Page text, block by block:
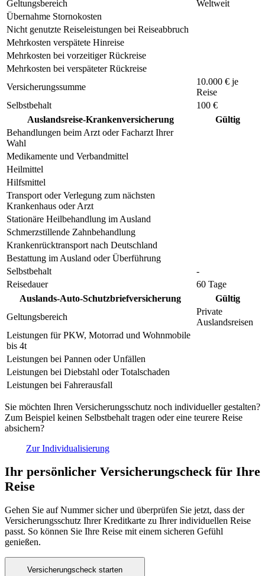
Geltungsbereich
Weltweit
Übernahme Stornokosten
Nicht genutzte Reiseleistungen bei Reiseabbruch
Mehrkosten verspätete Hinreise
Mehrkosten bei vorzeitiger Rückreise
Mehrkosten bei verspäteter Rückreise
Versicherungssumme
10.000 € je
Reise
Selbstbehalt
100 €
Auslandsreise-Krankenversicherung
Gültig
Behandlungen beim Arzt oder Facharzt Ihrer
Wahl
Medikamente und Verbandmittel
Heilmittel
Hilfsmittel
Transport oder Verlegung zum nächsten
Krankenhaus oder Arzt
Stationäre Heilbehandlung im Ausland
Schmerzstillende Zahnbehandlung
Krankenrücktransport nach Deutschland
Bestattung im Ausland oder Überführung
Selbstbehalt
-
Reisedauer
60 Tage
Auslands-Auto-Schutzbriefversicherung
Gültig
Geltungsbereich
Private
Auslandsreisen
Leistungen für PKW, Motorrad und Wohnmobile
bis 4t
Leistungen bei Pannen oder Unfällen
Leistungen bei Diebstahl oder Totalschaden
Leistungen bei Fahrerausfall
Sie möchten Ihren Versicherungsschutz noch individueller gestalten?
Zum Beispiel keinen Selbstbehalt tragen oder eine teurere Reise
absichern?
Zur Individualisierung
Ihr persönlicher Versicherungscheck für Ihre
Reise
Gehen Sie auf Nummer sicher und überprüfen Sie jetzt, dass der
Versicherungsschutz Ihrer Kreditkarte zu Ihrer individuellen Reise
passt. So können Sie Ihre Reise mit einem sicheren Gefühl
genießen.
Versicherungscheck starten